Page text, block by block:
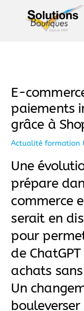
E-
paiements
grâce à
Actualité formation
Une
prépare
commerce
serait en
pour
de
achats
Un